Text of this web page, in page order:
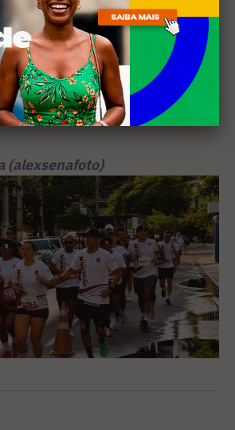
a Love Run 2027, com o
ainda mais atletas e uma
melhor para os corredores -
de marketing do evento, Davi
(alexsenafoto)